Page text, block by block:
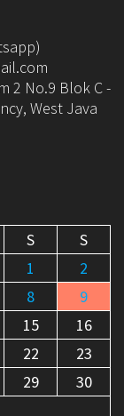
2 No.9 Blok C -
West Java
S
S
1
2
8
9
15
16
22
23
29
30